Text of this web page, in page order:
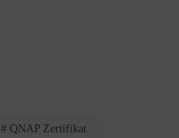
#QNAP Zertifikat